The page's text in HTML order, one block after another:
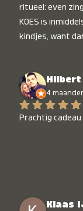
ritueel: even
KOES is
kindjes, want
Hilbert
4
Prachtig
Klaas